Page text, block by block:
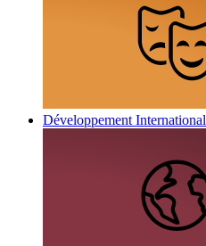
Développement International